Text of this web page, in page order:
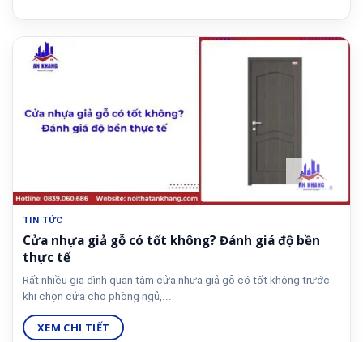
TIN TỨC
Cửa nhựa giả gỗ có tốt không? Đánh giá độ bền
thực tế
Rất nhiều gia đình quan tâm cửa nhựa giả gỗ có tốt không trước
khi chọn cửa cho phòng ngủ,...
XEM CHI TIẾT